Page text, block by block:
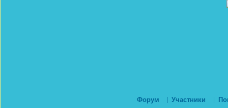
Форум Участники